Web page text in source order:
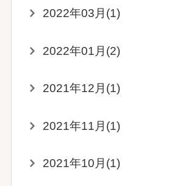
2022年03月(1)
2022年01月(2)
2021年12月(1)
2021年11月(1)
2021年10月(1)